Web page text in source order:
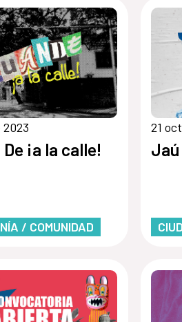
¡a la calle!
/ COMUNIDAD
21